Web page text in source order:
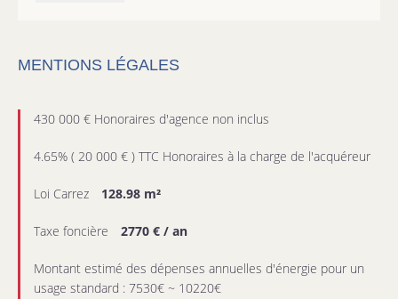
MENTIONS LÉGALES
430 000 € Honoraires d'agence non inclus
4.65% ( 20 000 € ) TTC Honoraires à la charge de l'acquéreur
Loi Carrez 128.98 m²
Taxe foncière 2770 € / an
Montant estimé des dépenses annuelles d'énergie pour un
usage standard : 7530€ ~ 10220€